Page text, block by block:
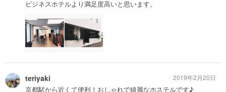
ビジネスホテルより満足度高いと思います。
teriyaki
京都駅から近くて便利！おしゃれで綺麗なホステルです♪
2019年2月20日